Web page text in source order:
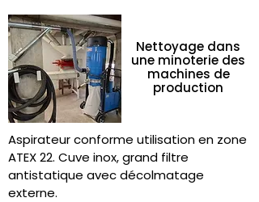
Nettoyage dans
une minoterie des
machines de
production
Aspirateur conforme utilisation en zone
ATEX 22. Cuve inox, grand filtre
antistatique avec décolmatage
externe.